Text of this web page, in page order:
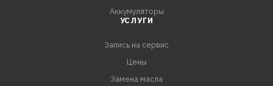
минус 40С до плюс 110С.
- Без спирта и глицерина. Сохраняет
резинотехнические изделия
Аккумуляторы
УСЛУГИ
Запись на сервис
Цены
Замена масла